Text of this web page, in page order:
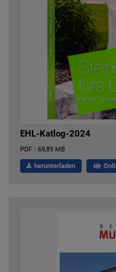
EHL-Katlog-2024
PDF | 69,89 MB
herunterladen